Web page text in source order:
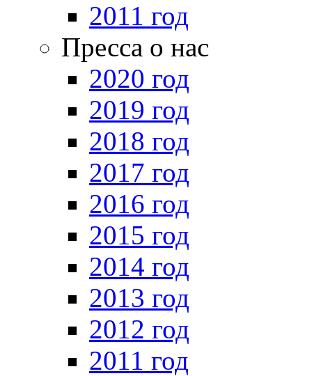
2011 год
Пресса о нас
2020 год
2019 год
2018 год
2017 год
2016 год
2015 год
2014 год
2013 год
2012 год
2011 год